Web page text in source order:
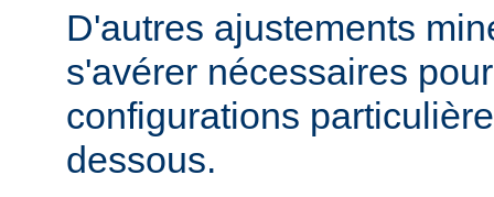
D'autres ajustements
s'avérer nécessaires
configurations
dessous.